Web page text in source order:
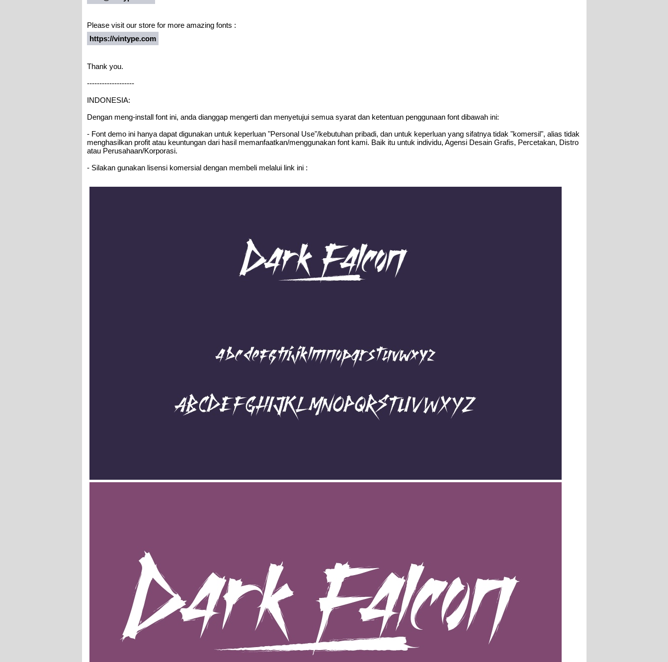
Please visit our store for more amazing fonts :
https://vintype.com
Thank you.
-------------------
INDONESIA:
Dengan meng-install font ini, anda dianggap mengerti dan menyetujui semua syarat dan ketentuan penggunaan font dibawah ini:
- Font demo ini hanya dapat digunakan untuk keperluan "Personal Use"/kebutuhan pribadi, dan untuk keperluan yang sifatnya tidak "komersil", alias tidak
menghasilkan profit atau keuntungan dari hasil memanfaatkan/menggunakan font kami. Baik itu untuk individu, Agensi Desain Grafis, Percetakan, Distro
atau Perusahaan/Korporasi.
- Silakan gunakan lisensi komersial dengan membeli melalui link ini :